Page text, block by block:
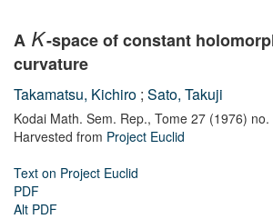
A K-space of constant
curvature
Takamatsu, Kichiro ; Sato, Takuji
Kodai Math. Sem. Rep., Tome 27 (1976) no.
Harvested from Project Euclid
Text on Project Euclid
PDF
Alt PDF